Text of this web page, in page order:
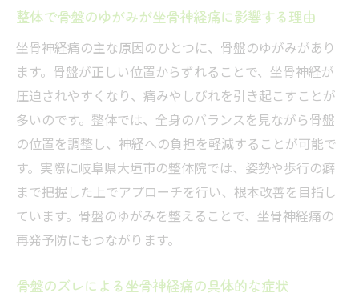
整体でしびれと痛みが和らぐ理由
整体による神経圧迫の緩和メカニズム
しびれや痛みに整体が有効な根拠とは
骨盤矯正で坐骨神経痛が改善する仕組み
整体施術で得られる即効性と持続性の違い
整体が日常生活の痛み緩和に役立つ理由
整体を受けた後の体の変化と注意点
坐骨神経痛の原因を骨盤から考える
骨盤のゆがみが神経を刺激する仕組み
整体が坐骨神経痛の根本原因に迫る方法
整体で骨盤のゆがみが坐骨神経痛に影響する理由
坐骨神経痛の主な原因のひとつに、骨盤のゆがみがあり
ます。骨盤が正しい位置からずれることで、坐骨神経が
圧迫されやすくなり、痛みやしびれを引き起こすことが
多いのです。整体では、全身のバランスを見ながら骨盤
の位置を調整し、神経への負担を軽減することが可能で
す。実際に岐阜県大垣市の整体院では、姿勢や歩行の癖
まで把握した上でアプローチを行い、根本改善を目指し
ています。骨盤のゆがみを整えることで、坐骨神経痛の
再発予防にもつながります。
骨盤のズレによる坐骨神経痛の具体的な症状